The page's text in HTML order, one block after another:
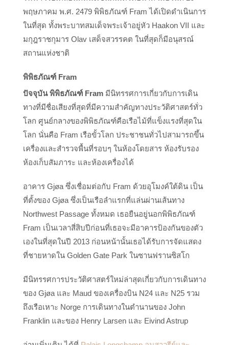
พฤษภาคม พ.ศ. 2479 พิพิธภัณฑ์ Fram ได้เปิดดำเนินการ
ในที่สุด ทั้งพระบาทสมเด็จพระเจ้าอยู่หัว Haakon VII และ
มกุฎราชกุมาร Olav เสด็จสวรรคต ในที่สุดก็มีอนุสรณ์
สถานแห่งชาติ
พิพิธภัณฑ์ Fram
ปัจจุบัน พิพิธภัณฑ์ Fram มีนิทรรศการเกี่ยวกับการเดิน
ทางที่มีชื่อเสียงที่สุดที่มีความสำคัญทางประวัติศาสตร์ทั่ว
โลก ศูนย์กลางของพิพิธภัณฑ์คือเรือไม้ที่แข็งแรงที่สุดใน
โลก นั่นคือ Fram เรือขั้วโลก ประชาชนทั่วไปสามารถขึ้น
เครื่องและสำรวจพื้นที่รอบๆ ในห้องโดยสาร ห้องรับรอง
ห้องเก็บสัมภาระ และห้องเครื่องได้
อาคาร Gjøa ซึ่งเชื่อมต่อกับ Fram ด้วยอุโมงค์ใต้ดิน เป็น
ที่ตั้งของ Gjøa ซึ่งเป็นเรือลำแรกที่แล่นผ่านเส้นทาง
Northwest Passage ทั้งหมด เธอยืนอยู่นอกพิพิธภัณฑ์
Fram เป็นเวลาสี่สิบปีก่อนที่เธอจะมีอาคารป้องกันของตัว
เองในที่สุดในปี 2013 ก่อนหน้านั้นเธอได้รับการจัดแสดง
ที่ชายหาดใน Golden Gate Park ในซานฟรานซิสโก
มีนิทรรศการประวัติศาสตร์ใหม่ล่าสุดเกี่ยวกับการเดินทาง
ของ Gjøa และ Maud ของเครื่องบิน N24 และ N25 รวม
ถึงเรือเหาะ Norge การเดินทางในตำนานของ John
Franklin และของ Henry Larsen และ Eivind Astrup